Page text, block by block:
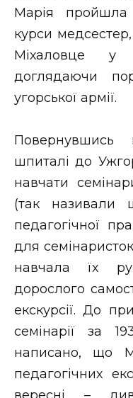
Марія пройшла
курси
Міхаловце у
доглядаючи
угорської армії.
шпиталі до
навчати
(так називали
педагогічної
для
навчала їх
дорослого
екскурсії. До
семінарії за
написано, що
педагогічних